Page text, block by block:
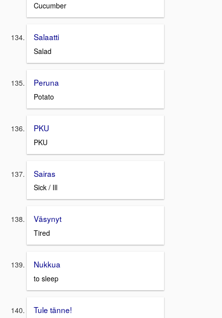
Cucumber
Salaatti
Salad
Peruna
Potato
PKU
PKU
Sairas
Sick / Ill
Väsynyt
Tired
Nukkua
to sleep
Tule tänne!